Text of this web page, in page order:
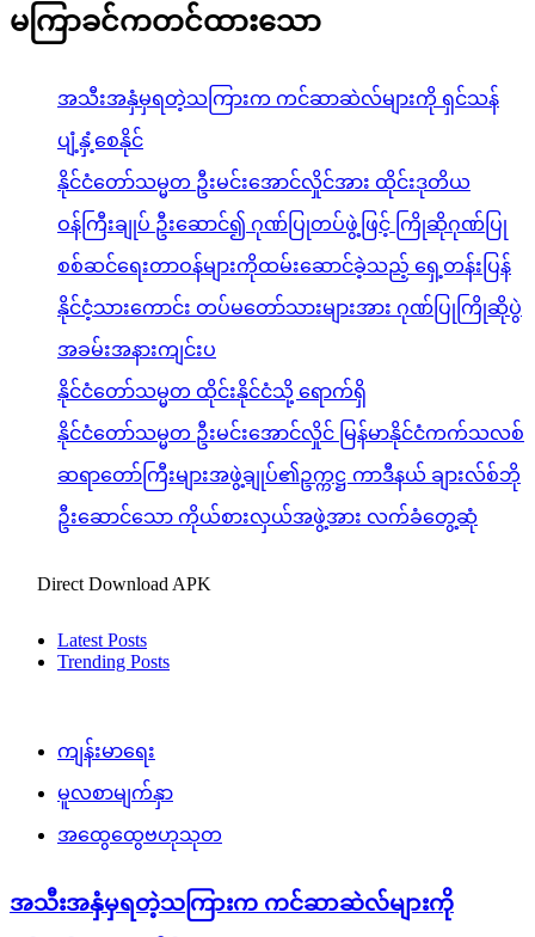
မကြာခင်ကတင်ထားသော
အသီးအနှံမှရတဲ့သကြားက ကင်ဆာဆဲလ်များကို ရှင်သန်
ပျံ့နှံ့စေနိုင်
နိုင်ငံတော်သမ္မတ ဦးမင်းအောင်လှိုင်အား ထိုင်းဒုတိယ
ဝန်ကြီးချုပ် ဦးဆောင်၍ ဂုဏ်ပြုတပ်ဖွဲ့ဖြင့် ကြိုဆိုဂုဏ်ပြု
စစ်ဆင်ရေးတာဝန်များကိုထမ်းဆောင်ခဲ့သည့် ရှေ့တန်းပြန်
နိုင်ငံ့သားကောင်း တပ်မတော်သားများအား ဂုဏ်ပြုကြိုဆိုပွဲ
အခမ်းအနားကျင်းပ
နိုင်ငံတော်သမ္မတ ထိုင်းနိုင်ငံသို့ ရောက်ရှိ
နိုင်ငံတော်သမ္မတ ဦးမင်းအောင်လှိုင် မြန်မာနိုင်ငံကက်သလစ်
ဆရာတော်ကြီးများအဖွဲ့ချုပ်၏ဥက္ကဋ္ဌ ကာဒီနယ် ချားလ်စ်ဘို
ဦးဆောင်သော ကိုယ်စားလှယ်အဖွဲ့အား လက်ခံတွေ့ဆုံ
Direct Download APK
Latest Posts
Trending Posts
ကျန်းမာရေး
မူလစာမျက်နှာ
အထွေထွေဗဟုသုတ
အသီးအနှံမှရတဲ့သကြားက ကင်ဆာဆဲလ်များကို